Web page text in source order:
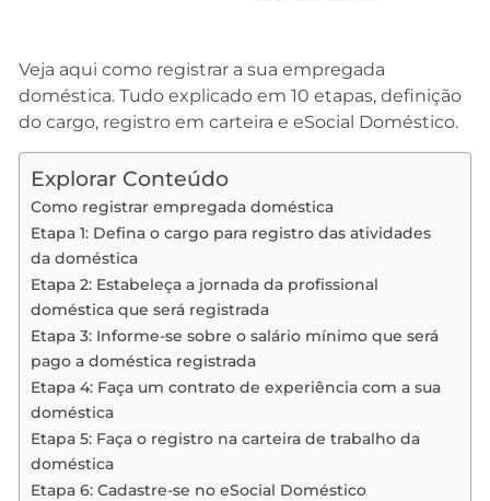
Veja aqui como registrar a sua empregada
doméstica. Tudo explicado em 10 etapas, definição
do cargo, registro em carteira e eSocial Doméstico.
Explorar Conteúdo
Como registrar empregada doméstica
Etapa 1: Defina o cargo para registro das atividades
da doméstica
Etapa 2: Estabeleça a jornada da profissional
doméstica que será registrada
Etapa 3: Informe-se sobre o salário mínimo que será
pago a doméstica registrada
Etapa 4: Faça um contrato de experiência com a sua
doméstica
Etapa 5: Faça o registro na carteira de trabalho da
doméstica
Etapa 6: Cadastre-se no eSocial Doméstico